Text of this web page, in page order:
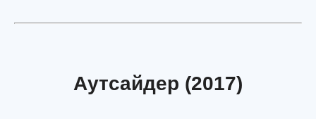
Аутсайдер (2017)